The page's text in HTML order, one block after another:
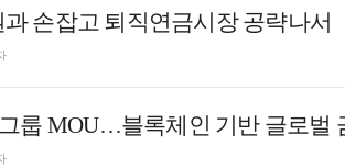
손잡고 퇴직연금시장 공략나서
룹 MOU…블록체인 기반 글로벌